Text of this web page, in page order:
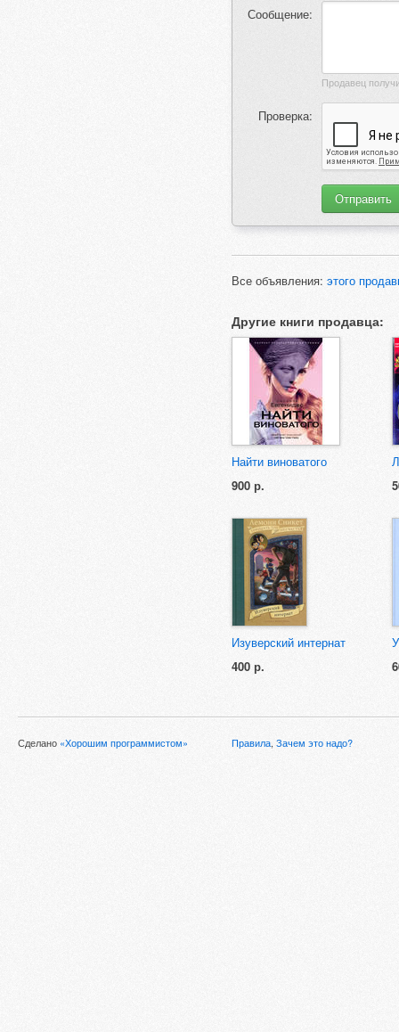
Сообщение:
Проверка:
Все объявления: этого
Другие книги продавца:
Найти виноватого
900 р.
Изуверский интернат
400 р.
Сделано «Хорошим программистом» Правила, Зачем это надо?